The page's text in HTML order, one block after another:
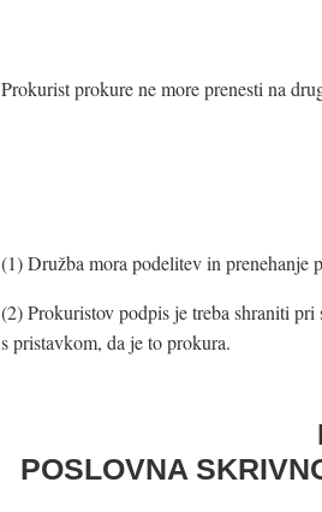
Prokurist prokure ne more prenesti na
(1) Družba mora podelitev in prenehanje
(2) Prokuristov podpis je treba shraniti
s pristavkom, da je to prokura.
POSLOVNA